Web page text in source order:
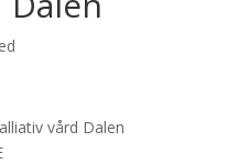
vård Dalen